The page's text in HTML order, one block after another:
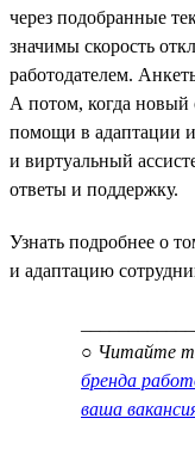
через подобранные
значимы скорость
работодателем.
А потом, когда новый
помощи в адаптации
и виртуальный
ответы и поддержку.
Узнать подробнее о
и адаптацию
○ Читайте
бренда
ваша